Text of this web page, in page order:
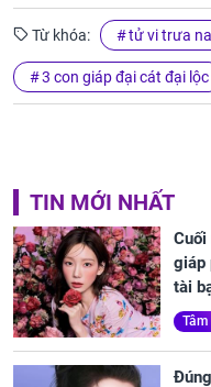
Từ khóa: tử vi trưa
3 con giáp đại cát đại lộc
TIN MỚI NHẤT
giáp
tài